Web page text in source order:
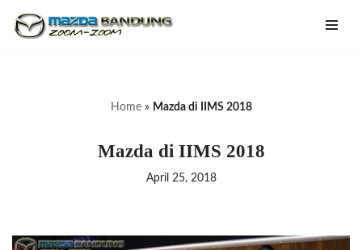
Home» Mazda di IIMS 2018
Mazda di IIMS 2018
April 25, 2018